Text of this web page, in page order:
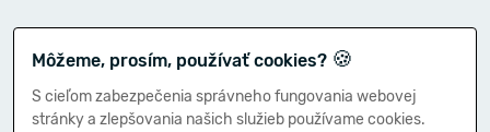
Môžeme, prosím, používať cookies? 🍪
S cieľom zabezpečenia správneho fungovania webovej
stránky a zlepšovania našich služieb používame cookies.